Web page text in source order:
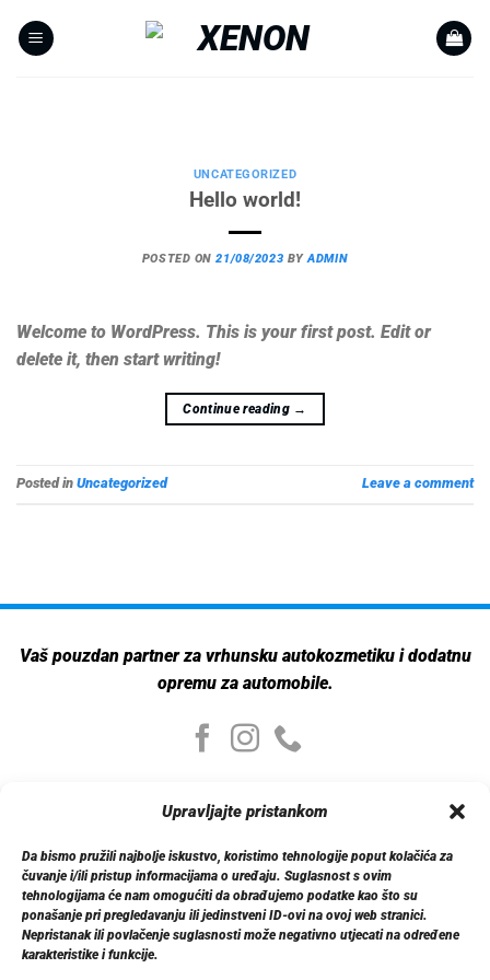
Upravljajte pristankom
Da bismo pružili najbolje iskustvo, koristimo tehnologije poput kolačića za
čuvanje i/ili pristup informacijama o uređaju. Suglasnost s ovim
tehnologijama će nam omogućiti da obrađujemo podatke kao što su
ponašanje pri pregledavanju ili jedinstveni ID-ovi na ovoj web stranici.
Nepristanak ili povlačenje suglasnosti može negativno utjecati na određene
karakteristike i funkcije.
Welcome to WordPress. This is your first post.
Edit or delete it, then start writing!
Continue reading
UNCATEGORIZED
Hello world!
POSTED ON21/08/2023 BYADMIN
Welcome to WordPress. This is your first post. Edit or
delete it, then start writing!
Continue reading →
Posted in Uncategorized Leave a comment
Vaš pouzdan partner za vrhunsku autokozmetiku i dodatnu
opremu za automobile.
Moj nalog
Moj nalog
Moje narudžbe
Detalji računa
Log out
Informacije